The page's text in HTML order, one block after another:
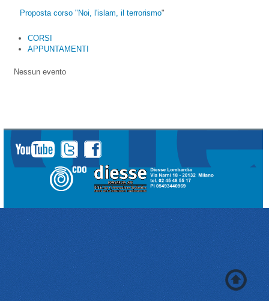
Proposta corso "Noi, l'islam, il terrorismo"
CORSI
APPUNTAMENTI
Nessun evento